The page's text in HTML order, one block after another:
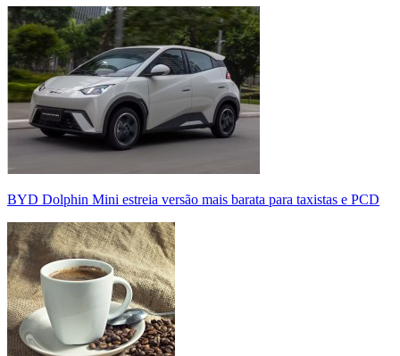
BYD Dolphin Mini estreia versão mais barata para taxistas e PCD